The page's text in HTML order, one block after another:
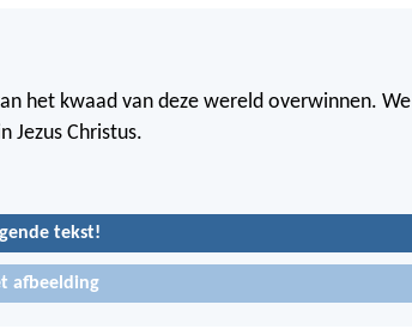
het kwaad van deze wereld overwinnen. We
Jezus Christus.
tekst!
afbeelding